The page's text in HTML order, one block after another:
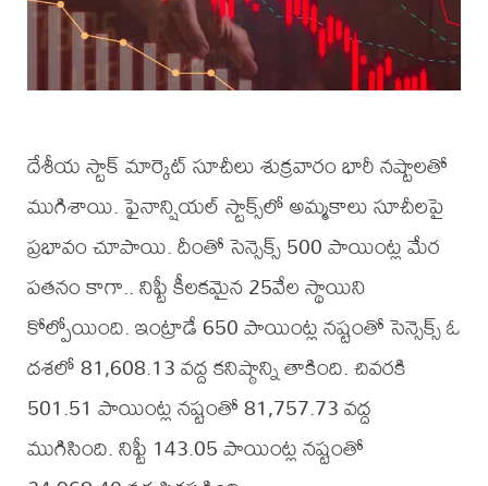
దేశీయ స్టాక్ మార్కెట్ సూచీలు శుక్రవారం భారీ నష్టాలతో
ముగిశాయి. ఫైనాన్షియల్ స్టాక్స్‌లో అమ్మకాలు సూచీలపై
ప్రభావం చూపాయి. దీంతో సెన్సెక్స్ 500 పాయింట్ల మేర
పతనం కాగా.. నిఫ్టీ కీలకమైన 25వేల స్థాయిని
కోల్పోయింది. ఇంట్రాడే 650 పాయింట్ల నష్టంతో సెన్సెక్స్ ఓ
దశలో 81,608.13 వద్ద కనిష్ఠాన్ని తాకింది. చివరకి
501.51 పాయింట్ల నష్టంతో 81,757.73 వద్ద
ముగిసింది. నిఫ్టీ 143.05 పాయింట్ల నష్టంతో